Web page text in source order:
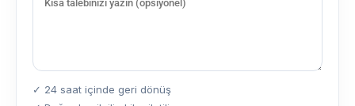
✓ 24 saat içinde geri dönüş